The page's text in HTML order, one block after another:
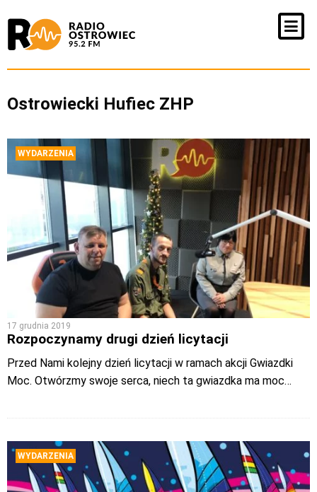
Ostrowiecki Hufiec ZHP
WYDARZENIA
17 grudnia 2019
Rozpoczynamy drugi dzień licytacji
Przed Nami kolejny dzień licytacji w ramach akcji Gwiazdki
Moc. Otwórzmy swoje serca, niech ta gwiazdka ma moc…
WYDARZENIA